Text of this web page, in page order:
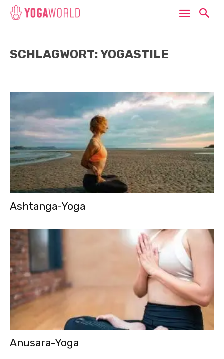
SCHLAGWORT: YOGASTILE
Ashtanga-Yoga
Anusara-Yoga